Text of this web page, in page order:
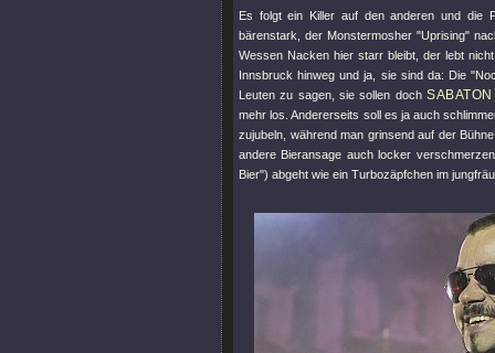
Es folgt ein Killer auf den anderen und die
bärenstark, der Monstermosher"Uprising"
Wessen Nacken hier starr bleibt, der lebt
Innsbruck hinweg und ja, sie sind da: Die
Leuten zu sagen, sie sollen dochSABATON
mehr los. Andererseits soll es ja auch
zujubeln, während man grinsend auf der
andere Bieransage auch locker
Bier") abgeht wie ein Turbozäpfchen im